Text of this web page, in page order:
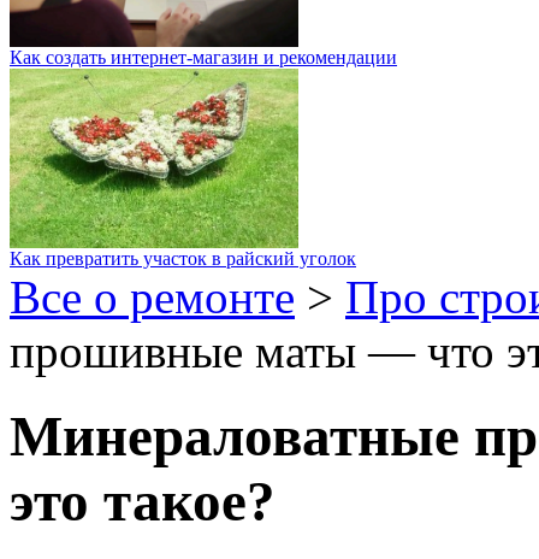
Как создать интернет-магазин и рекомендации
Как превратить участок в райский уголок
Все о ремонте > Про
прошивные маты — что
Минераловатные
это такое?